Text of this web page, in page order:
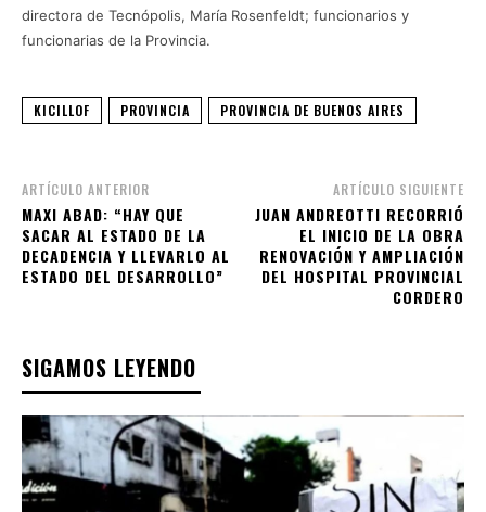
directora de Tecnópolis, María Rosenfeldt; funcionarios y
funcionarias de la Provincia.
KICILLOF PROVINCIA PROVINCIA DE BUENOS AIRES
ARTÍCULO ANTERIOR
MAXI ABAD: “HAY QUE
SACAR AL ESTADO DE LA
DECADENCIA Y LLEVARLO AL
ESTADO DEL DESARROLLO”
ARTÍCULO SIGUIENTE
JUAN ANDREOTTI RECORRIÓ
EL INICIO DE LA OBRA
RENOVACIÓN Y AMPLIACIÓN
DEL HOSPITAL PROVINCIAL
CORDERO
SIGAMOS LEYENDO